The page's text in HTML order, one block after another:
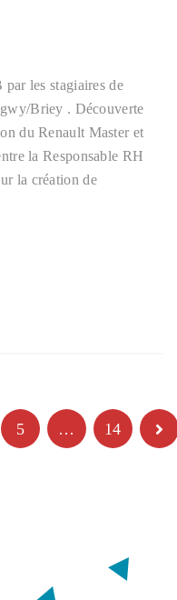
les stagiaires de
Briey . Découverte
du Renault Master et
la Responsable RH
la création de
5 … 14